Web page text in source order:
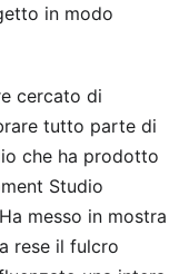
in modo
cercato di
tutto parte di
che ha prodotto
Studio
messo in mostra
rese il fulcro